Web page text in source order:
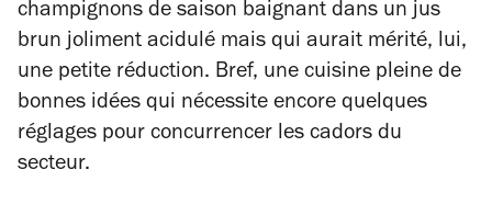
champignons de saison baignant dans un jus
brun joliment acidulé mais qui aurait mérité, lui,
une petite réduction. Bref, une cuisine pleine de
bonnes idées qui nécessite encore quelques
réglages pour concurrencer les cadors du
secteur.